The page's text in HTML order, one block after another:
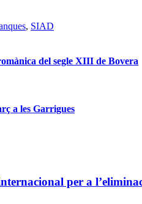
, SIAD
del segle XIII de Bovera
a les Garrigues
per a